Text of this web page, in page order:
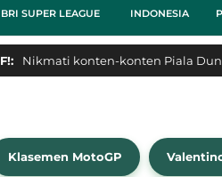
BRI SUPER LEAGUE INDONESIA
Nikmati konten-konten Piala
Klasemen MotoGP